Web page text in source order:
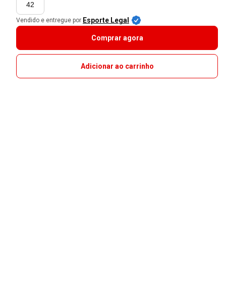
42
Vendido e entregue por Esporte Legal
Comprar agora
Adicionar ao carrinho